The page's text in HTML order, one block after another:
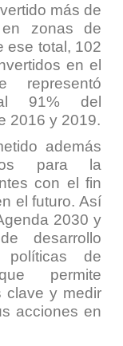
más de
zonas de
ese total, 102
en el
representó
al 91% del
2016 y 2019.
además
para la
con el fin
el futuro. Así
2030 y
desarrollo
de
permite
clave y medir
acciones en